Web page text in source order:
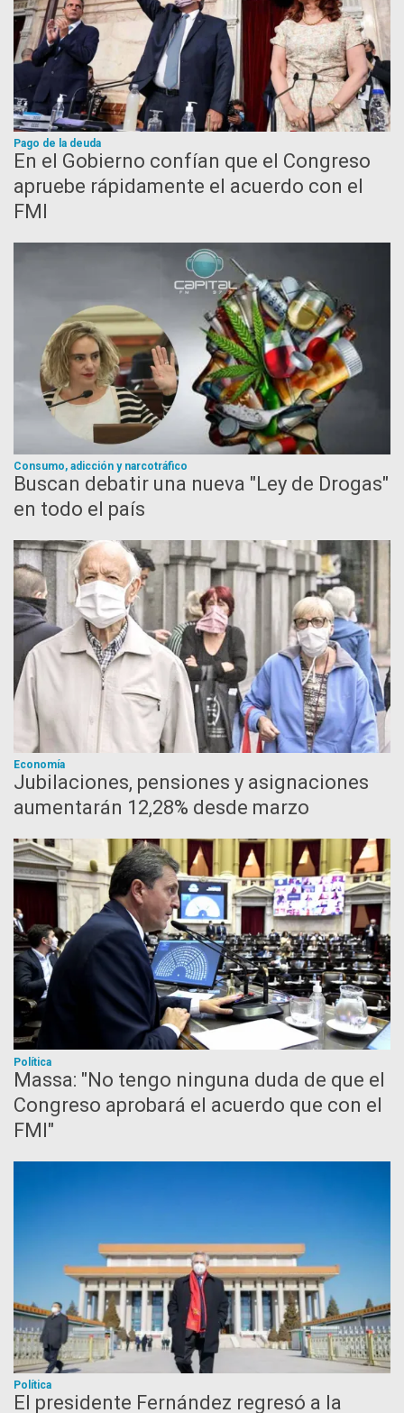
Pago de la deuda
En el Gobierno confían que el Congreso
apruebe rápidamente el acuerdo con el
FMI
Consumo, adicción y narcotráfico
Buscan debatir una nueva "Ley de Drogas"
en todo el país
Economía
Jubilaciones, pensiones y asignaciones
aumentarán 12,28% desde marzo
Política
Massa: "No tengo ninguna duda de que el
Congreso aprobará el acuerdo que con el
FMI"
Política
El presidente Fernández regresó a la